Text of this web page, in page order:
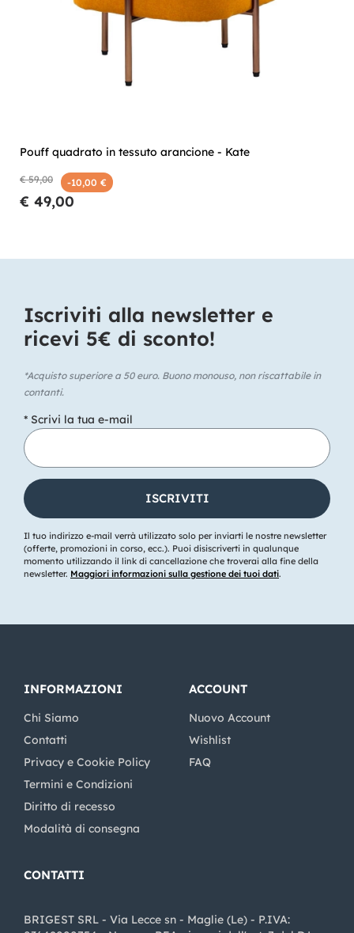
Pouff quadrato in tessuto arancione - Kate
€ 59,00 -10,00 €
€ 49,00
Iscriviti alla newsletter e
ricevi 5€ di sconto!​
*Acquisto superiore a 50 euro. Buono monouso, non riscattabile in
contanti.
* Scrivi la tua e-mail
Il tuo indirizzo e-mail verrà utilizzato solo per inviarti le nostre newsletter
(offerte, promozioni in corso, ecc.). Puoi disiscriverti in qualunque
momento utilizzando il link di cancellazione che troverai alla fine della
newsletter. Maggiori informazioni sulla gestione dei tuoi dati.
INFORMAZIONI
Chi Siamo
Contatti
Privacy e Cookie Policy
Termini e Condizioni
Diritto di recesso
Modalità di consegna
ACCOUNT
Nuovo Account
Wishlist
FAQ
CONTATTI
BRIGEST SRL - Via Lecce sn - Maglie (Le) - P.IVA: